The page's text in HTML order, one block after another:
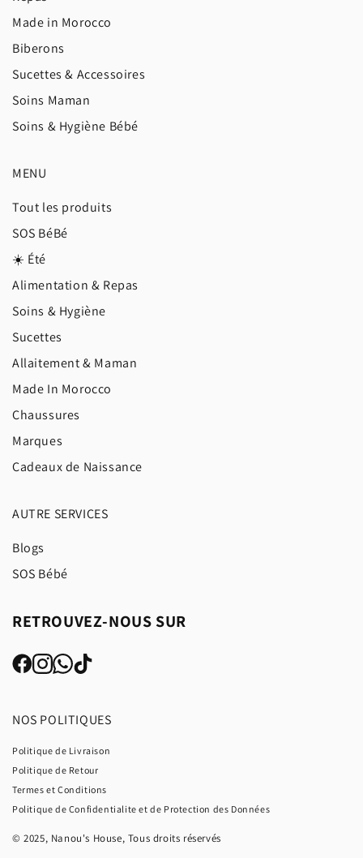
Made in Morocco
Biberons
Sucettes & Accessoires
Soins Maman
Soins & Hygiène Bébé
MENU
Tout les produits
SOS BéBé
☀️ Été
Alimentation & Repas
Soins & Hygiène
Sucettes
Allaitement & Maman
Made In Morocco
Chaussures
Marques
Cadeaux de Naissance
AUTRE SERVICES
Blogs
SOS Bébé
RETROUVEZ-NOUS SUR
NOS POLITIQUES
Politique de Livraison
Politique de Retour
Termes et Conditions
Politique de Confidentialite et de Protection des Données
© 2025, Nanou's House, Tous droits réservés